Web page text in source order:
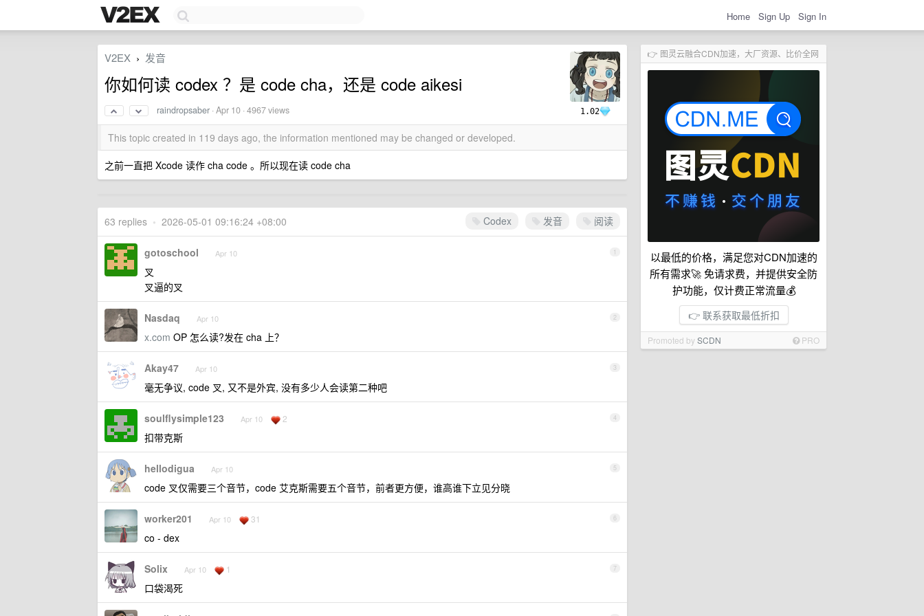
Home Sign Up Sign In
👉 图灵云融合CDN加速，大厂资源、比价全网
以最低的价格，满足您对CDN加速的
所有需求🚀 免请求费，并提供安全防
护功能，仅计费正常流量💰
👉 联系获取最低折扣
Promoted bySCDN PRO
1.02
V2EX › 发音
你如何读 codex ？是 code cha，还是 code aikesi
raindropsaber ·Apr 10 · 4967 views
This topic created in 119 days ago, the information mentioned may be changed or developed.
之前一直把 Xcode 读作 cha code 。所以现在读 code cha
Codex 发音 阅读
63 replies • 2026-05-01 09:16:24 +08:00
1
gotoschool Apr 10
叉
叉逼的叉
2
Nasdaq Apr 10
x.com OP 怎么读?发在 cha 上？
3
Akay47 Apr 10
毫无争议, code 叉, 又不是外宾, 没有多少人会读第二种吧
4
soulflysimple123 Apr 10 2
扣带克斯
5
hellodigua Apr 10
code 叉仅需要三个音节，code 艾克斯需要五个音节，前者更方便，谁高谁下立见分晓
6
worker201 Apr 10 31
co - dex
7
Solix Apr 10 1
口袋渴死